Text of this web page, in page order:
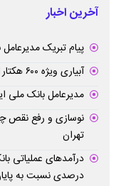
آخرین اخبار
پیام ‌تبریک‌ مدیرعامل
آبیاری ویژه ۶۰۰ هکتار از بوستان جنگلی سرخه‌حصار
مدیرعامل بانک ملی
تهران
درصدی نسبت به پایان